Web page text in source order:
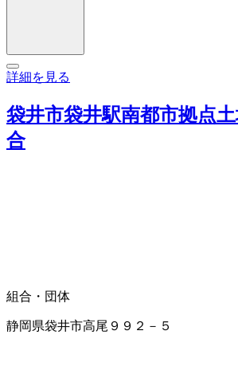
詳細を見る
袋井市袋井駅南都市拠点
合
組合・団体
静岡県袋井市高尾９９２－５